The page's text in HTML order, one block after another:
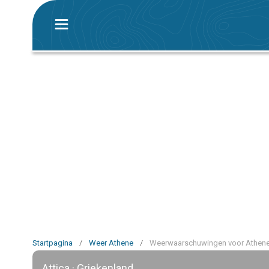
Startpagina / Weer Athene / Weerwaarschuwingen voor